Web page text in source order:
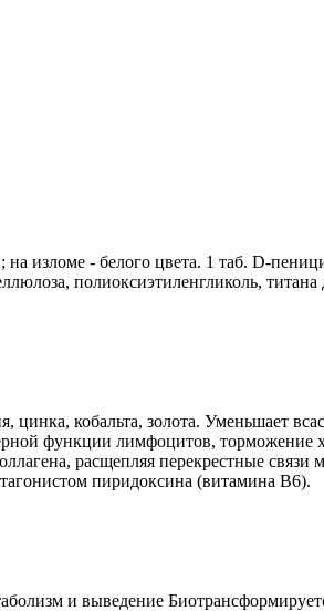
изломе - белого цвета. 1 таб. D-
полиоксиэтиленгликоль, титана
цинка, кобальта, золота. Уменьшает
функции лимфоцитов, торможение
расщепляя перекрестные связи
пиридоксина (витамина B6).
и выведение